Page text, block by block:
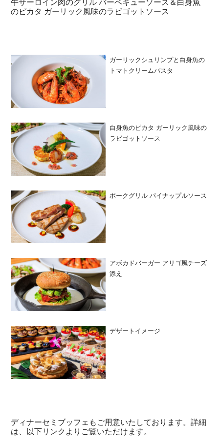
牛サーロイン肉のグリル バーベキューソース＆白身魚
のピカタ ガーリック風味のラビゴットソース
ガーリックシュリンプと白身魚の
トマトクリームパスタ
白身魚のピカタ ガーリック風味の
ラビゴットソース
ポークグリル パイナップルソース
アボカドバーガー アリゴ風チーズ
添え
デザートイメージ
ディナーセミブッフェもご用意いたしております。詳細
は、以下リンクよりご覧いただけます。